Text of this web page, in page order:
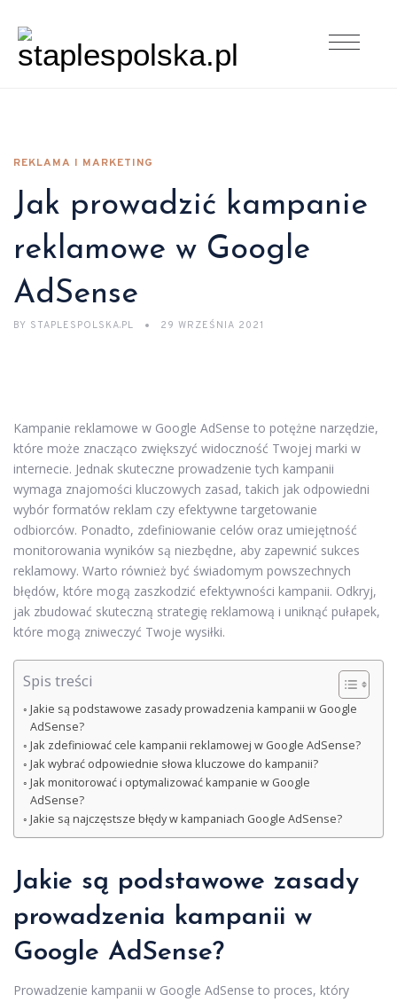
REKLAMA I MARKETING
Jak prowadzić kampanie
reklamowe w Google
AdSense
BY STAPLESPOLSKA.PL 29 WRZEŚNIA 2021
Kampanie reklamowe w Google AdSense to potężne narzędzie,
które może znacząco zwiększyć widoczność Twojej marki w
internecie. Jednak skuteczne prowadzenie tych kampanii
wymaga znajomości kluczowych zasad, takich jak odpowiedni
wybór formatów reklam czy efektywne targetowanie
odbiorców. Ponadto, zdefiniowanie celów oraz umiejętność
monitorowania wyników są niezbędne, aby zapewnić sukces
reklamowy. Warto również być świadomym powszechnych
błędów, które mogą zaszkodzić efektywności kampanii. Odkryj,
jak zbudować skuteczną strategię reklamową i uniknąć pułapek,
które mogą zniweczyć Twoje wysiłki.
Spis treści
Jakie są podstawowe zasady prowadzenia kampanii w Google
AdSense?
Jak zdefiniować cele kampanii reklamowej w Google AdSense?
Jak wybrać odpowiednie słowa kluczowe do kampanii?
Jak monitorować i optymalizować kampanie w Google
AdSense?
Jakie są najczęstsze błędy w kampaniach Google AdSense?
Jakie są podstawowe zasady
prowadzenia kampanii w
Google AdSense?
Prowadzenie kampanii w Google AdSense to proces, który